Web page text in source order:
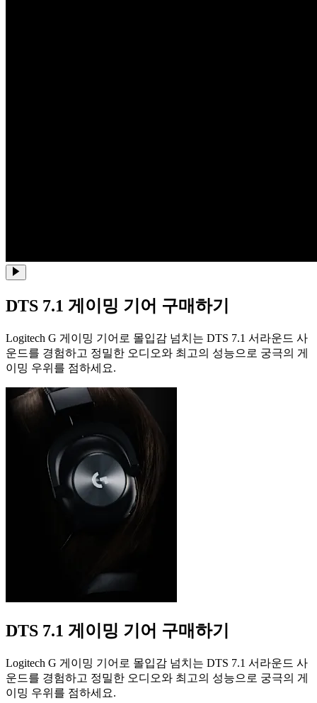
DTS 7.1 게이밍 기어 구매하기
Logitech G 게이밍 기어로 몰입감 넘치는 DTS 7.1 서라운드 사
운드를 경험하고 정밀한 오디오와 최고의 성능으로 궁극의 게
이밍 우위를 점하세요.
DTS 7.1 게이밍 기어 구매하기
Logitech G 게이밍 기어로 몰입감 넘치는 DTS 7.1 서라운드 사
운드를 경험하고 정밀한 오디오와 최고의 성능으로 궁극의 게
이밍 우위를 점하세요.